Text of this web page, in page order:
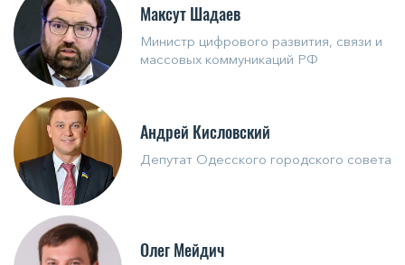
Максут Шадаев
Министр цифрового развития, связи и
массовых коммуникаций РФ
Андрей Кисловский
Депутат Одесского городского совета
Олег Мейдич